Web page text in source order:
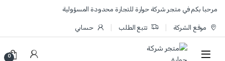
Skip to navigation
Skip to content
مرحبا بكم في متجر شركة حوارة للتجارة محدودة المسؤولية
موقع الشركة تتبع الطلب حسابي
0